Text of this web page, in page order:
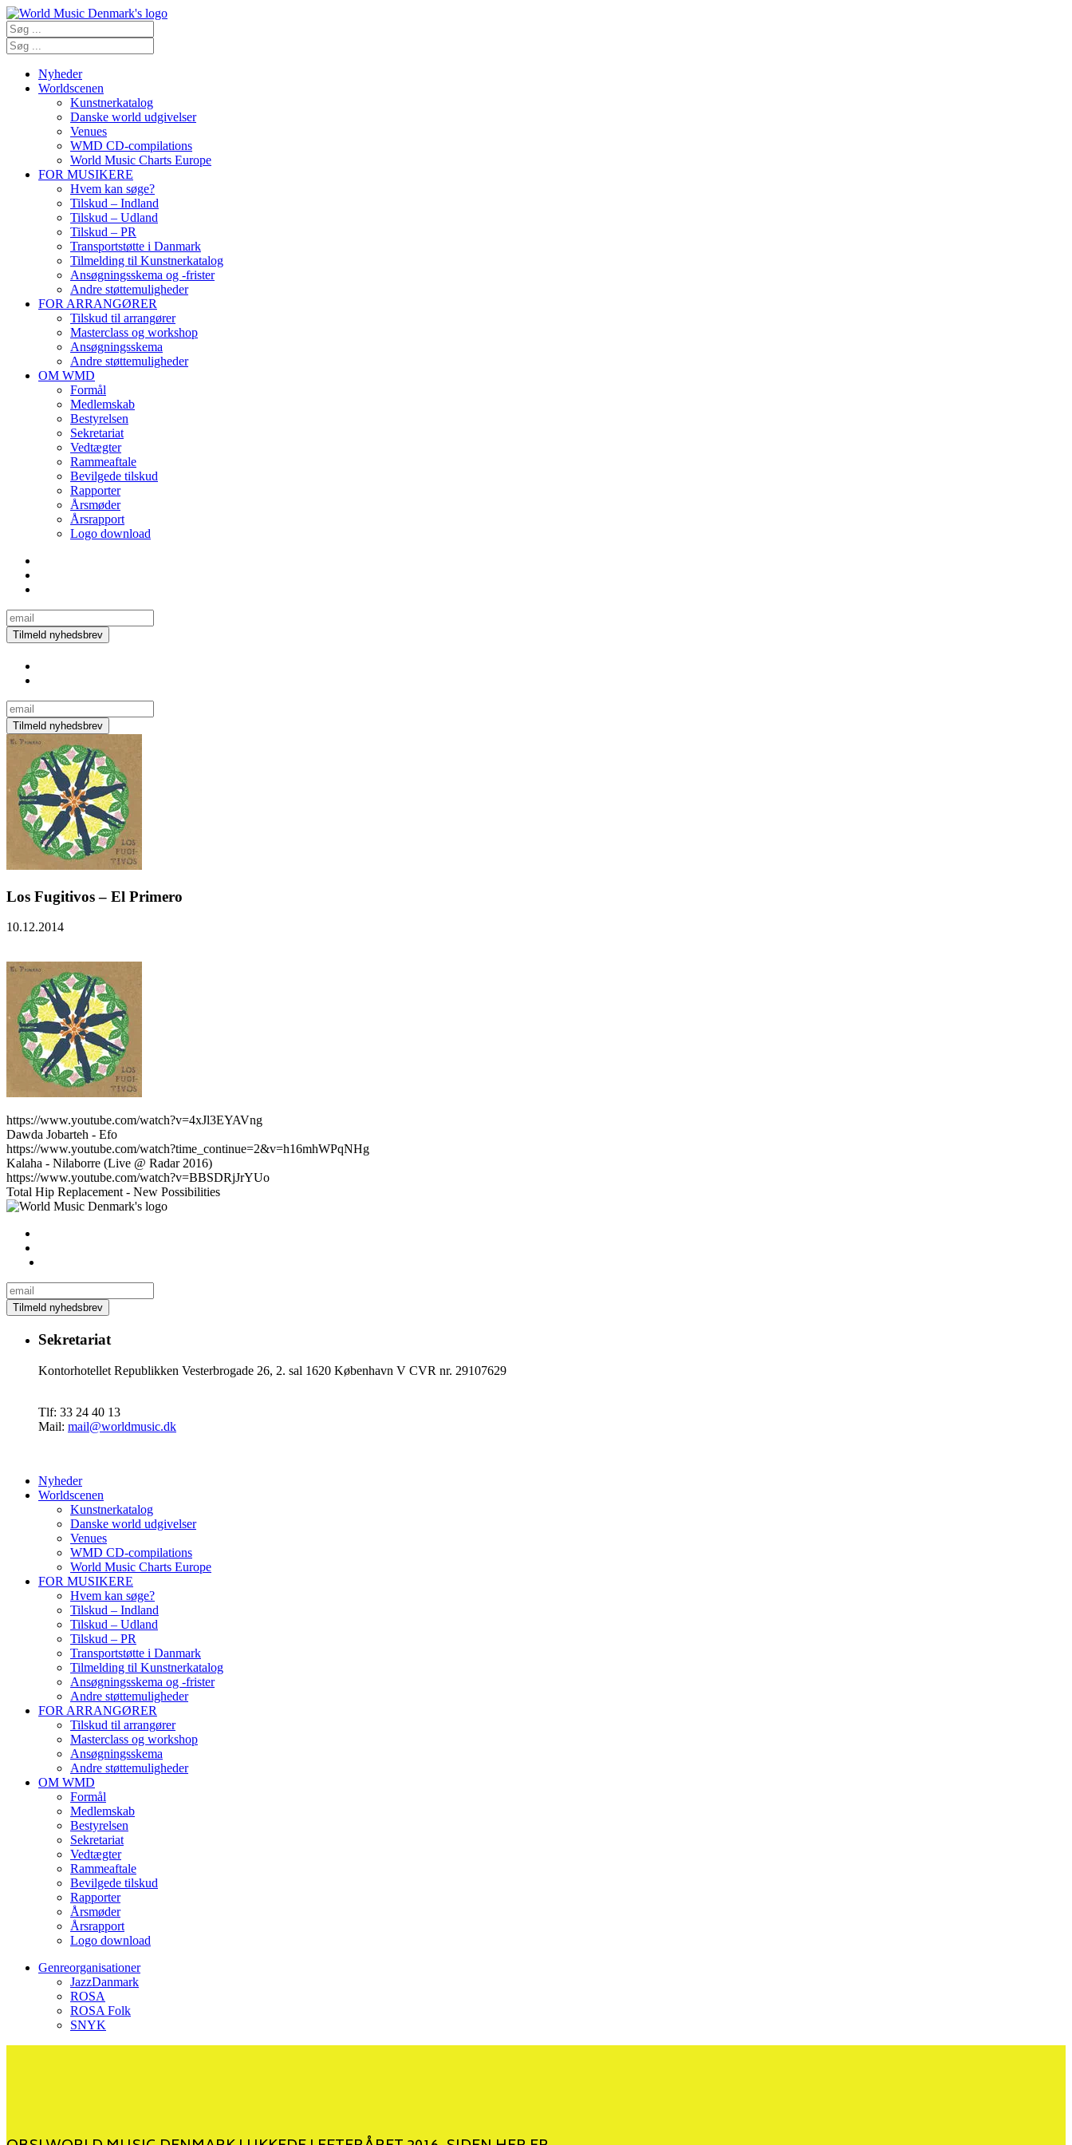
Nyheder
Worldscenen
Kunstnerkatalog
Danske world udgivelser
Venues
WMD CD-compilations
World Music Charts Europe
FOR MUSIKERE
Hvem kan søge?
Tilskud – Indland
Tilskud – Udland
Tilskud – PR
Transportstøtte i Danmark
Tilmelding til Kunstnerkatalog
Ansøgningsskema og -frister
Andre støttemuligheder
FOR ARRANGØRER
Tilskud til arrangører
Masterclass og workshop
Ansøgningsskema
Andre støttemuligheder
OM WMD
Formål
Medlemskab
Bestyrelsen
Sekretariat
Vedtægter
Rammeaftale
Bevilgede tilskud
Rapporter
Årsmøder
Årsrapport
Logo download
Los Fugitivos – El Primero
10.12.2014
https://www.youtube.com/watch?v=4xJl3EYAVng
Dawda Jobarteh - Efo
https://www.youtube.com/watch?time_continue=2&v=h16mhWPqNHg
Kalaha - Nilaborre (Live @ Radar 2016)
https://www.youtube.com/watch?v=BBSDRjJrYUo
Total Hip Replacement - New Possibilities
Sekretariat
Kontorhotellet Republikken Vesterbrogade 26, 2. sal 1620 København V CVR nr. 29107629
Tlf: 33 24 40 13
Mail: mail@worldmusic.dk
Nyheder
Worldscenen
Kunstnerkatalog
Danske world udgivelser
Venues
WMD CD-compilations
World Music Charts Europe
FOR MUSIKERE
Hvem kan søge?
Tilskud – Indland
Tilskud – Udland
Tilskud – PR
Transportstøtte i Danmark
Tilmelding til Kunstnerkatalog
Ansøgningsskema og -frister
Andre støttemuligheder
FOR ARRANGØRER
Tilskud til arrangører
Masterclass og workshop
Ansøgningsskema
Andre støttemuligheder
OM WMD
Formål
Medlemskab
Bestyrelsen
Sekretariat
Vedtægter
Rammeaftale
Bevilgede tilskud
Rapporter
Årsmøder
Årsrapport
Logo download
Genreorganisationer
JazzDanmark
ROSA
ROSA Folk
SNYK